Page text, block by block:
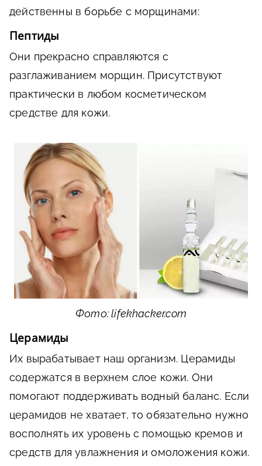
действенны в борьбе с морщинами:
Пептиды
Они прекрасно справляются с
разглаживанием морщин. Присутствуют
практически в любом косметическом
средстве для кожи.
Фото: lifekhacker.com
Церамиды
Их вырабатывает наш организм. Церамиды
содержатся в верхнем слое кожи. Они
помогают поддерживать водный баланс. Если
церамидов не хватает, то обязательно нужно
восполнять их уровень с помощью кремов и
средств для увлажнения и омоложения кожи.